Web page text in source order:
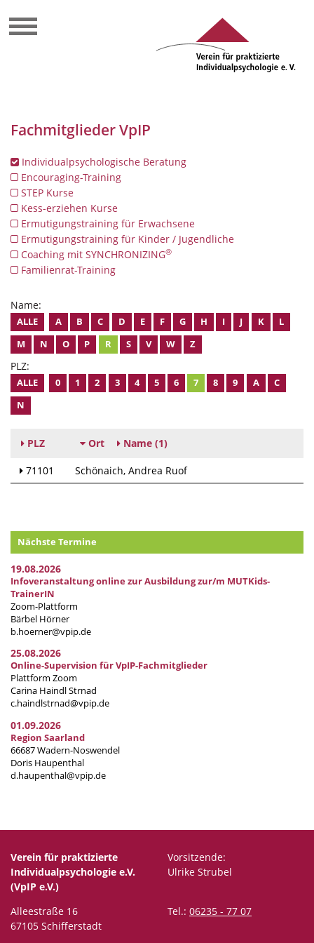
Fachmitglieder VpIP
Individualpsychologische Beratung
Encouraging-Training
STEP Kurse
Kess-erziehen Kurse
Ermutigungstraining für Erwachsene
Ermutigungstraining für Kinder / Jugendliche
Coaching mit SYNCHRONIZING®
Familienrat-Training
Name:
ALLE A B C D E F G H I J K
L
M
N O P R S V W Z
PLZ:
ALLE 0 1 2 3 4 5 6 7 8 9 A
C
N
PLZ Ort Name (1)
71101 Schönaich Andrea Ruof
Nächste Termine
19.08.2026
Infoveranstaltung online zur Ausbildung zur/m MUTKids-
TrainerIN
Zoom-Plattform
Bärbel Hörner
b.hoerner@vpip.de
25.08.2026
Online-Supervision für VpIP-Fachmitglieder
Plattform Zoom
Carina Haindl Strnad
c.haindlstrnad@vpip.de
01.09.2026
Region Saarland
66687 Wadern-Noswendel
Doris Haupenthal
d.haupenthal@vpip.de
Verein für praktizierte
Individualpsychologie e.V.
(VpIP e.V.)
Vorsitzende:
Ulrike Strubel
Alleestraße 16
67105 Schifferstadt
Tel.: 06235 - 77 07